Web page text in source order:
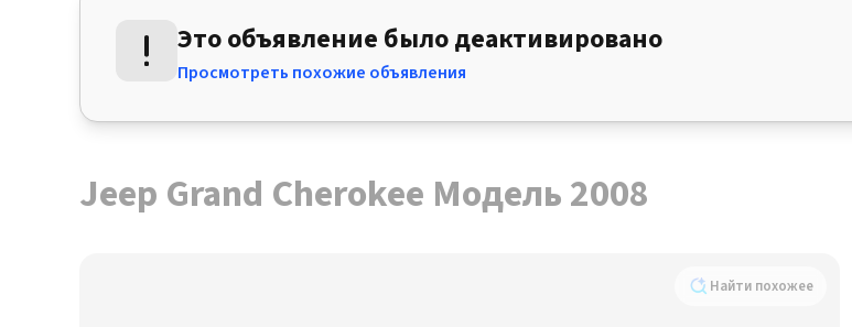
Это объявление было деактивировано
Просмотреть похожие объявления
Jeep Grand Cherokee Модель 2008
Найти похожее